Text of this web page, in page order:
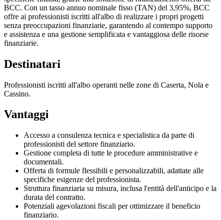
BCC. Con un tasso annuo nominale fisso (TAN) del 3,95%, BCC
offre ai professionisti iscritti all'albo di realizzare i propri progetti
senza preoccupazioni finanziarie, garantendo al contempo supporto
e assistenza e una gestione semplificata e vantaggiosa delle risorse
finanziarie.
Destinatari
Professionisti iscritti all'albo operanti nelle zone di Caserta, Nola e
Cassino.
Vantaggi
Accesso a consulenza tecnica e specialistica da parte di
professionisti del settore finanziario.
Gestione completa di tutte le procedure amministrative e
documentali.
Offerta di formule flessibili e personalizzabili, adattate alle
specifiche esigenze del professionista.
Struttura finanziaria su misura, inclusa l'entità dell'anticipo e la
durata del contratto.
Potenziali agevolazioni fiscali per ottimizzare il beneficio
finanziario.